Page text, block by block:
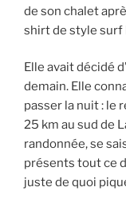
de son chalet
shirt de style surf
Elle avait décidé
demain. Elle
passer la nuit : le
25 km au sud de
randonnée, se
présents tout ce
juste de quoi